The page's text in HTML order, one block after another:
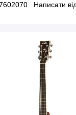
Написати